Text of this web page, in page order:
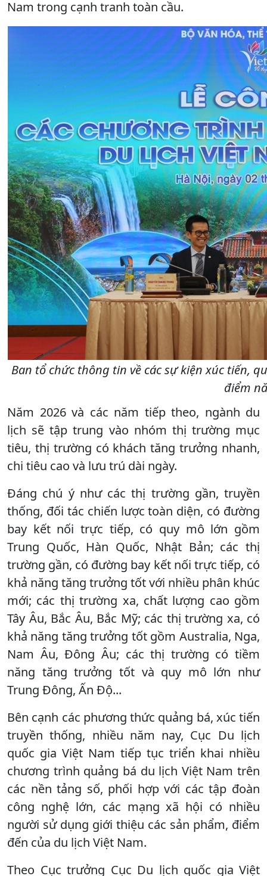
Nam trong cạnh tranh toàn cầu.
Ban tổ chức thông tin về các sự kiện xúc tiến,
điểm
Năm 2026 và các năm tiếp theo, ngành du
lịch sẽ tập trung vào nhóm thị trường mục
tiêu, thị trường có khách tăng trưởng nhanh,
chi tiêu cao và lưu trú dài ngày.
Đáng chú ý như các thị trường gần, truyền
thống, đối tác chiến lược toàn diện, có đường
bay kết nối trực tiếp, có quy mô lớn gồm
Trung Quốc, Hàn Quốc, Nhật Bản; các thị
trường gần, có đường bay kết nối trực tiếp, có
khả năng tăng trưởng tốt với nhiều phân khúc
mới; các thị trường xa, chất lượng cao gồm
Tây Âu, Bắc Âu, Bắc Mỹ; các thị trường xa, có
khả năng tăng trưởng tốt gồm Australia, Nga,
Nam Âu, Đông Âu; các thị trường có tiềm
năng tăng trưởng tốt và quy mô lớn như
Trung Đông, Ấn Độ...
Bên cạnh các phương thức quảng bá, xúc tiến
truyền thống, nhiều năm nay, Cục Du lịch
quốc gia Việt Nam tiếp tục triển khai nhiều
chương trình quảng bá du lịch Việt Nam trên
các nền tảng số, phối hợp với các tập đoàn
công nghệ lớn, các mạng xã hội có nhiều
người sử dụng giới thiệu các sản phẩm, điểm
đến của du lịch Việt Nam.
Theo Cục trưởng Cục Du lịch quốc gia Việt